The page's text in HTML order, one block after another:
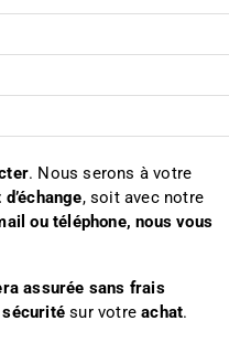
. Nous serons à votre
, soit avec notre
ou téléphone, nous vous
assurée sans frais
sur votreachat.